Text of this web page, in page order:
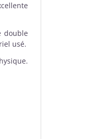
double
usé.